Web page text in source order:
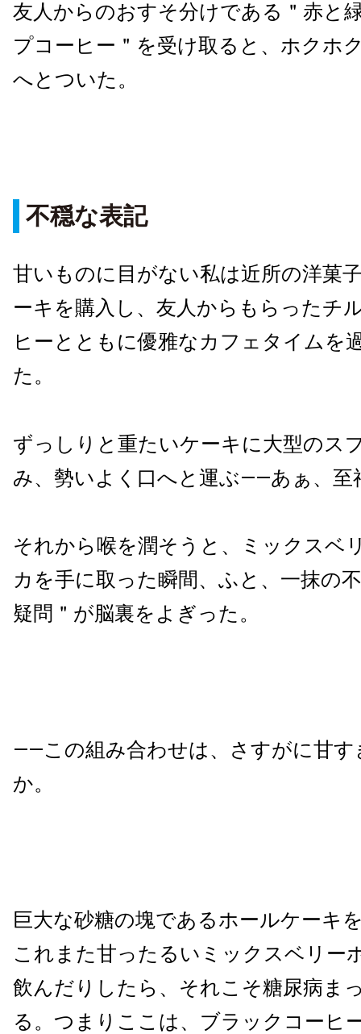
友人からのおすそ分けである＂赤と
プコーヒー＂を受け取ると、ホクホ
へとついた。
不穏な表記
甘いものに目がない私は近所の洋菓
ーキを購入し、友人からもらったチ
ヒーとともに優雅なカフェタイムを
た。
ずっしりと重たいケーキに大型のス
み、勢いよく口へと運ぶ——あぁ、至
それから喉を潤そうと、ミックスベ
カを手に取った瞬間、ふと、一抹の
疑問＂が脳裏をよぎった。
—―この組み合わせは、さすがに甘
か。
巨大な砂糖の塊であるホールケーキ
これまた甘ったるいミックスベリー
飲んだりしたら、それこそ糖尿病ま
る。つまりここは、ブラックコーヒ